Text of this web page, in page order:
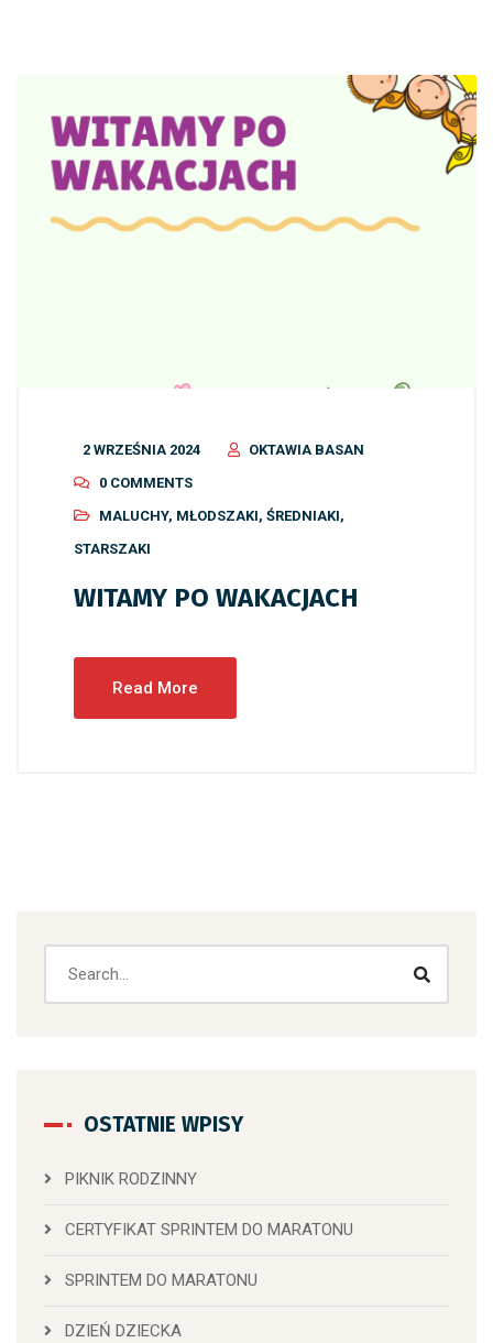
2 WRZEŚNIA 2024
OKTAWIA BASAN
0 COMMENTS
MALUCHY, MŁODSZAKI, ŚREDNIAKI,
STARSZAKI
WITAMY PO WAKACJACH
Read More
OSTATNIE WPISY
PIKNIK RODZINNY
CERTYFIKAT SPRINTEM DO MARATONU
SPRINTEM DO MARATONU
DZIEŃ DZIECKA